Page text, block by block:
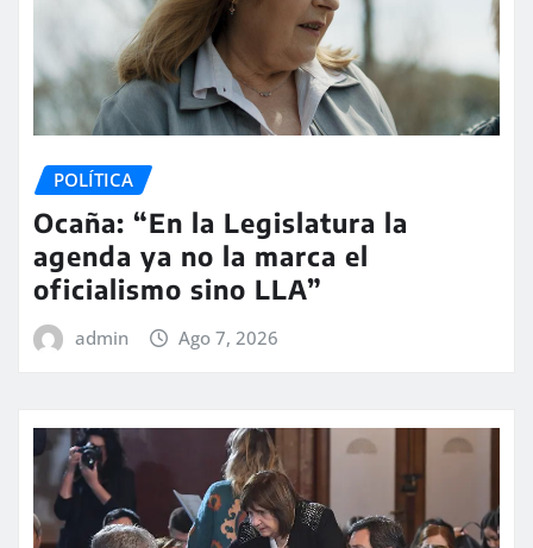
POLÍTICA
Ocaña: “En la Legislatura la
agenda ya no la marca el
oficialismo sino LLA”
admin Ago 7, 2026